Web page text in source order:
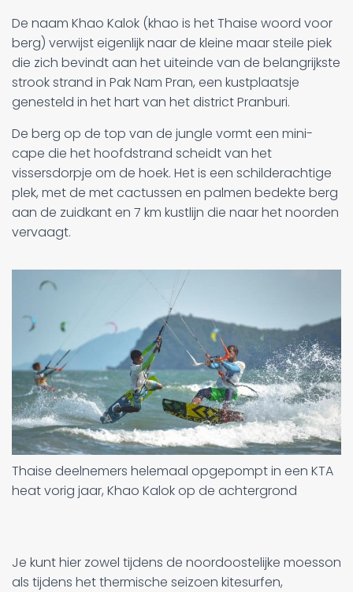
De naam Khao Kalok (khao is het Thaise woord voor
berg) verwijst eigenlijk naar de kleine maar steile piek
die zich bevindt aan het uiteinde van de belangrijkste
strook strand in Pak Nam Pran, een kustplaatsje
genesteld in het hart van het district Pranburi.
De berg op de top van de jungle vormt een mini-
cape die het hoofdstrand scheidt van het
vissersdorpje om de hoek. Het is een schilderachtige
plek, met de met cactussen en palmen bedekte berg
aan de zuidkant en 7 km kustlijn die naar het noorden
vervaagt.
Thaise deelnemers helemaal opgepompt in een KTA
heat vorig jaar, Khao Kalok op de achtergrond
Je kunt hier zowel tijdens de noordoostelijke moesson
als tijdens het thermische seizoen kitesurfen,